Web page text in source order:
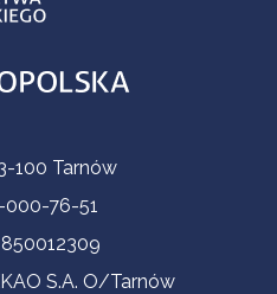
100 Tarnów
000-76-51
S.A. O/Tarnów